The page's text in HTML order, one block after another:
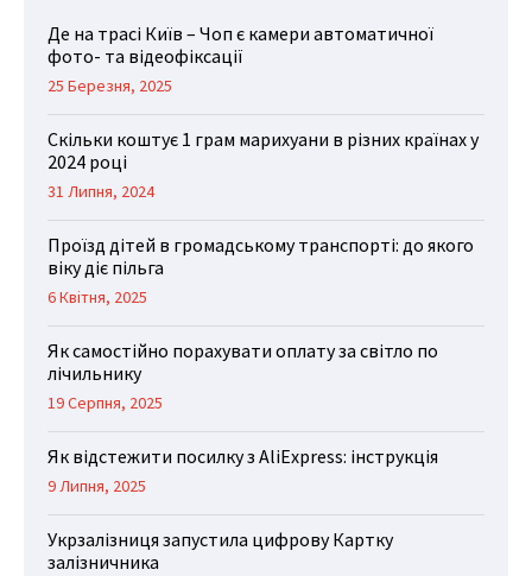
Де на трасі Київ – Чоп є камери автоматичної
фото- та відеофіксації
25 Березня, 2025
Скільки коштує 1 грам марихуани в різних країнах у
2024 році
31 Липня, 2024
Проїзд дітей в громадському транспорті: до якого
віку діє пільга
6 Квітня, 2025
Як самостійно порахувати оплату за світло по
лічильнику
19 Серпня, 2025
Як відстежити посилку з AliExpress: інструкція
9 Липня, 2025
Укрзалізниця запустила цифрову Картку
залізничника